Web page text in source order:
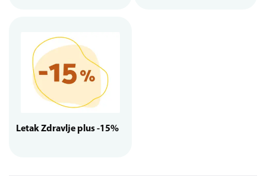
Letak Zdravlje plus -15%